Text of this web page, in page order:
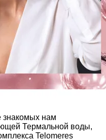
знакомых нам
Термальной воды,
Telomeres